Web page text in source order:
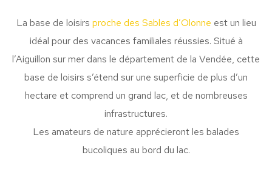
La base de loisirs proche des Sables d’Olonne est un lieu
idéal pour des vacances familiales réussies. Situé à
l’Aiguillon sur mer dans le département de la Vendée, cette
base de loisirs s’étend sur une superficie de plus d’un
hectare et comprend un grand lac, et de nombreuses
infrastructures.
Les amateurs de nature apprécieront les balades
bucoliques au bord du lac.